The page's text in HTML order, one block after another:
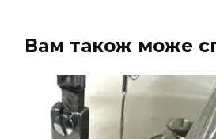
Вам також може